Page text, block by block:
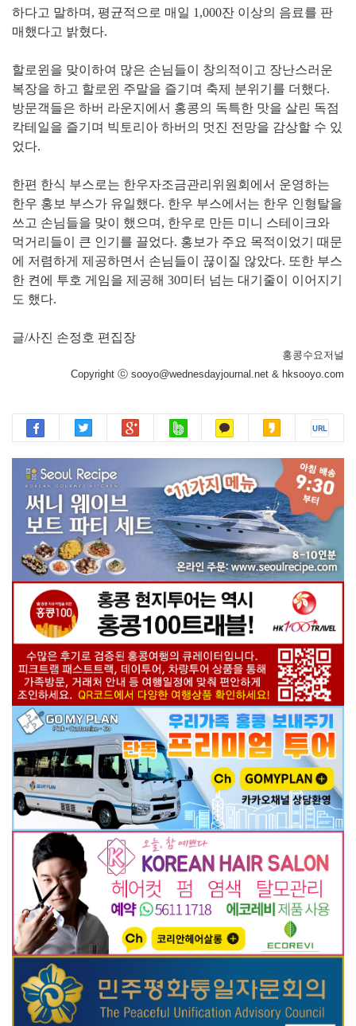
하다고 말하며, 평균적으로 매일 1,000잔 이상의 음료를 판
매했다고 밝혔다.
할로윈을 맞이하여 많은 손님들이 창의적이고 장난스러운
복장을 하고 할로윈 주말을 즐기며 축제 분위기를 더했다.
방문객들은 하버 라운지에서 홍콩의 독특한 맛을 살린 독점
칵테일을 즐기며 빅토리아 하버의 멋진 전망을 감상할 수 있
었다.
한편 한식 부스로는 한우자조금관리위원회에서 운영하는
한우 홍보 부스가 유일했다. 한우 부스에서는 한우 인형탈을
쓰고 손님들을 맞이 했으며, 한우로 만든 미니 스테이크와
먹거리들이 큰 인기를 끌었다. 홍보가 주요 목적이었기 때문
에 저렴하게 제공하면서 손님들이 끊이질 않았다. 또한 부스
한 켠에 투호 게임을 제공해 30미터 넘는 대기줄이 이어지기
도 했다.
글/사진 손정호 편집장
홍콩수요저널
Copyright ⓒ sooyo@wednesdayjournal.net & hksooyo.com